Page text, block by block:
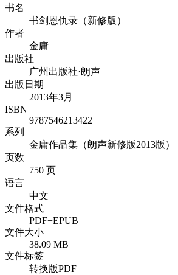
书名
书剑恩仇录（新修版）
作者
金庸
出版社
广州出版社·朗声
出版日期
2013年3月
ISBN
9787546213422
系列
金庸作品集（朗声新修版2013版）
页数
750 页
语言
中文
文件格式
PDF+EPUB
文件大小
38.09 MB
文件标签
转换版PDF